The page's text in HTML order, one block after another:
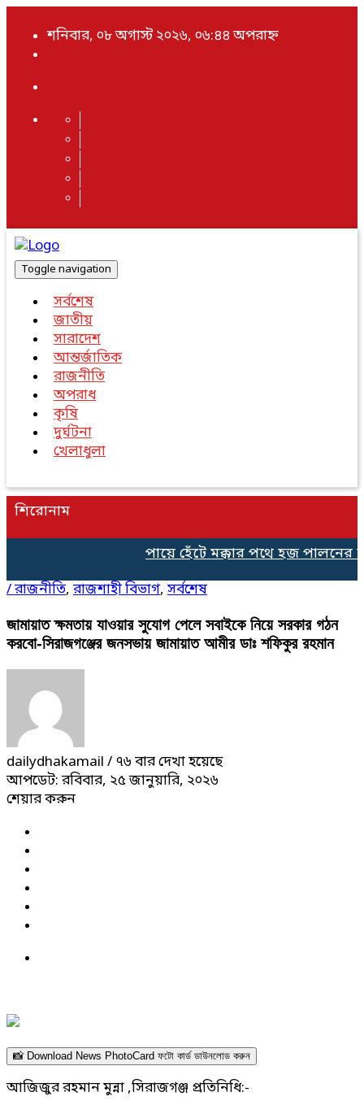
শনিবার, ০৮ অগাস্ট ২০২৬, ০৬:৪৪ অপরাহ্ন
Toggle navigation
সর্বশেষ
জাতীয়
সারাদেশ
আন্তর্জাতিক
রাজনীতি
অপরাধ
কৃষি
দুর্ঘটনা
খেলাধুলা
শিরোনাম
পায়ে হেঁটে মক্কার পথে হজ পালনের
/রাজনীতি, রাজশাহী বিভাগ, সর্বশেষ
জামায়াত ক্ষমতায় যাওয়ার সুযোগ পেলে সবাইকে নিয়ে সরকার গঠন
করবো-সিরাজগঞ্জের জনসভায় জামায়াত আমীর ডাঃ শফিকুর রহমান
dailydhakamail / ৭৬ বার দেখা হয়েছে
আপডেট: রবিবার, ২৫ জানুয়ারি, ২০২৬
শেয়ার করুন
📸 Download News PhotoCard ফটো কার্ড ডাউনলোড করুন
আজিজুর রহমান মুন্না ,সিরাজগঞ্জ প্রতিনিধি:-